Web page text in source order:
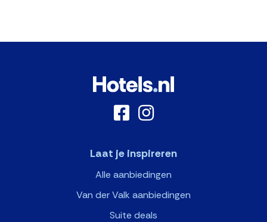
Laat je inspireren
Alle aanbiedingen
Van der Valk aanbiedingen
Suite deals